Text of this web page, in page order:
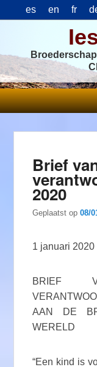
es en fr
Brief
2020
Geplaatst op08/
1 januari 2020
BRIEF
AAN DE
WERELD
“Een kind is